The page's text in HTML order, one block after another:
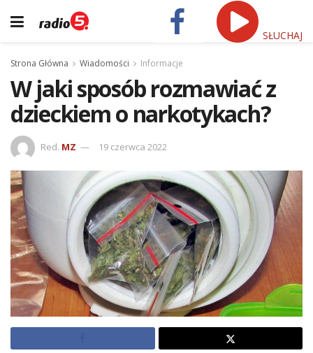
SŁUCHAJ
Strona Główna Wiadomości Informacje
W jaki sposób rozmawiać z
dzieckiem o narkotykach?
Red. MZ 19 czerwca 2022